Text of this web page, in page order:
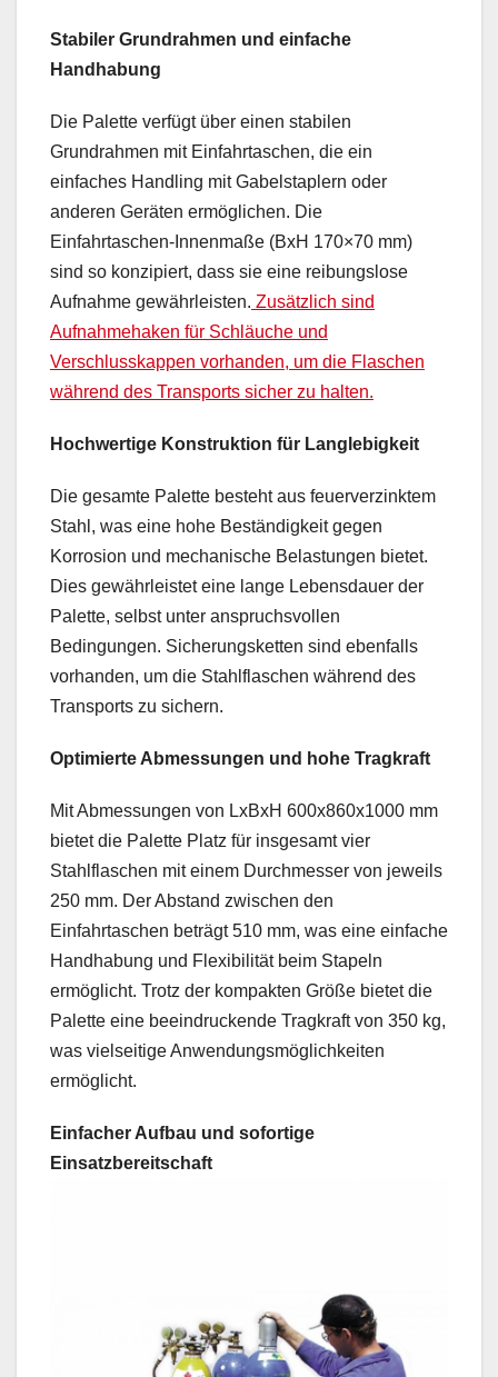
Stabiler Grundrahmen und einfache
Handhabung
Die Palette verfügt über einen stabilen
Grundrahmen mit Einfahrtaschen, die ein
einfaches Handling mit Gabelstaplern oder
anderen Geräten ermöglichen. Die
Einfahrtaschen-Innenmaße (BxH 170×70 mm)
sind so konzipiert, dass sie eine reibungslose
Aufnahme gewährleisten. Zusätzlich sind
Aufnahmehaken für Schläuche und
Verschlusskappen vorhanden, um die Flaschen
während des Transports sicher zu halten.
Hochwertige Konstruktion für Langlebigkeit
Die gesamte Palette besteht aus feuerverzinktem
Stahl, was eine hohe Beständigkeit gegen
Korrosion und mechanische Belastungen bietet.
Dies gewährleistet eine lange Lebensdauer der
Palette, selbst unter anspruchsvollen
Bedingungen. Sicherungsketten sind ebenfalls
vorhanden, um die Stahlflaschen während des
Transports zu sichern.
Optimierte Abmessungen und hohe Tragkraft
Mit Abmessungen von LxBxH 600x860x1000 mm
bietet die Palette Platz für insgesamt vier
Stahlflaschen mit einem Durchmesser von jeweils
250 mm. Der Abstand zwischen den
Einfahrtaschen beträgt 510 mm, was eine einfache
Handhabung und Flexibilität beim Stapeln
ermöglicht. Trotz der kompakten Größe bietet die
Palette eine beeindruckende Tragkraft von 350 kg,
was vielseitige Anwendungsmöglichkeiten
ermöglicht.
Einfacher Aufbau und sofortige
Einsatzbereitschaft